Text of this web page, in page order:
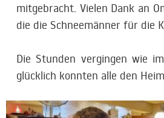
mitgebracht. Vielen Dank an
die die Schneemänner für die
Die Stunden vergingen wie
glücklich konnten alle den